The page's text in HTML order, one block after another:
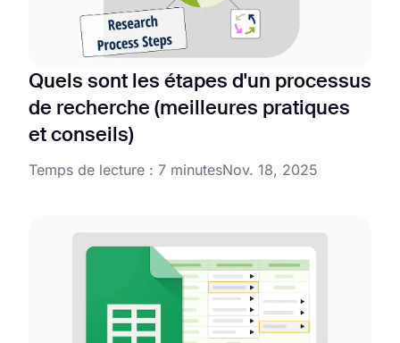
Quels sont les étapes d'un processus
de recherche (meilleures pratiques
et conseils)
Temps de lecture : 7 minutesNov. 18, 2025